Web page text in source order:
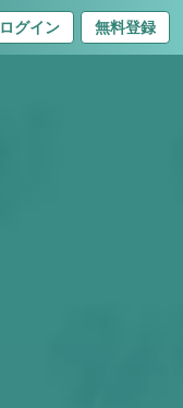
ログイン 無料登録